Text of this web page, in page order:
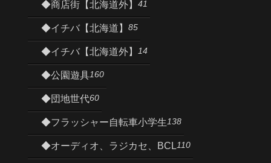
◆商店街【北海道外】 41
◆イチバ【北海道】 85
◆イチバ【北海道外】 14
◆公園遊具160
◆団地世代60
◆フラッシャー自転車小学生138
◆オーディオ、ラジカセ、BCL110